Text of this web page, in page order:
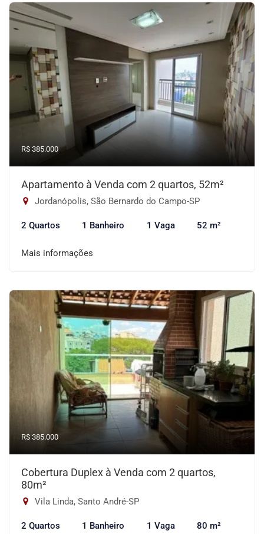
R$ 385.000
Apartamento à Venda com 2 quartos, 52m²
Jordanópolis, São Bernardo do Campo-SP
2 Quartos 1 Banheiro 1 Vaga 52 m²
Mais informações
R$ 385.000
Cobertura Duplex à Venda com 2 quartos,
80m²
Vila Linda, Santo André-SP
2 Quartos 1 Banheiro 1 Vaga 80 m²